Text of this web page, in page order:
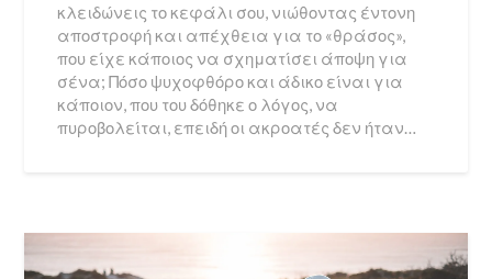
κλειδώνεις το κεφάλι σου, νιώθοντας έντονη
αποστροφή και απέχθεια για το «θράσος»,
που είχε κάποιος να σχηματίσει άποψη για
σένα; Πόσο ψυχοφθόρο και άδικο είναι για
κάποιον, που του δόθηκε ο λόγος, να
πυροβολείται, επειδή οι ακροατές δεν ήταν…